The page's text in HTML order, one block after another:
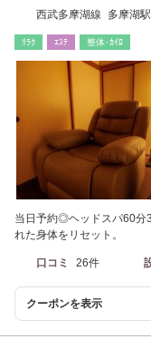
西武多摩湖線 多摩湖
ﾘﾗｸ ｴｽﾃ 整体･ｶｲﾛ
当日予約◎ヘッドスパ60分
れた身体をリセット。
口コミ 26件
クーポンを表示